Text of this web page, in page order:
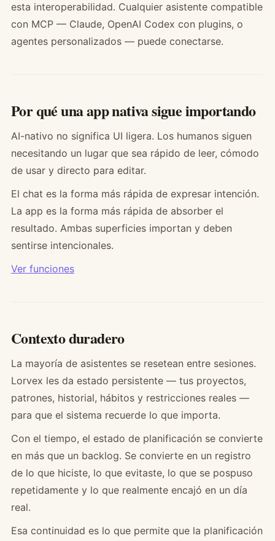
esta interoperabilidad. Cualquier asistente compatible
con MCP — Claude, OpenAI Codex con plugins, o
agentes personalizados — puede conectarse.
Por qué una app nativa sigue importando
AI-nativo no significa UI ligera. Los humanos siguen
necesitando un lugar que sea rápido de leer, cómodo
de usar y directo para editar.
El chat es la forma más rápida de expresar intención.
La app es la forma más rápida de absorber el
resultado. Ambas superficies importan y deben
sentirse intencionales.
Ver funciones
Contexto duradero
La mayoría de asistentes se resetean entre sesiones.
Lorvex les da estado persistente — tus proyectos,
patrones, historial, hábitos y restricciones reales —
para que el sistema recuerde lo que importa.
Con el tiempo, el estado de planificación se convierte
en más que un backlog. Se convierte en un registro
de lo que hiciste, lo que evitaste, lo que se pospuso
repetidamente y lo que realmente encajó en un día
real.
Esa continuidad es lo que permite que la planificación